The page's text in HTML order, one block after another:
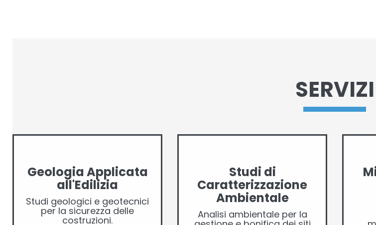
SERVIZI
Geologia Applicata
all'Edilizia
Studi geologici e geotecnici
per la sicurezza delle
costruzioni.
Studi di
Caratterizzazione
Ambientale
Analisi ambientale per la